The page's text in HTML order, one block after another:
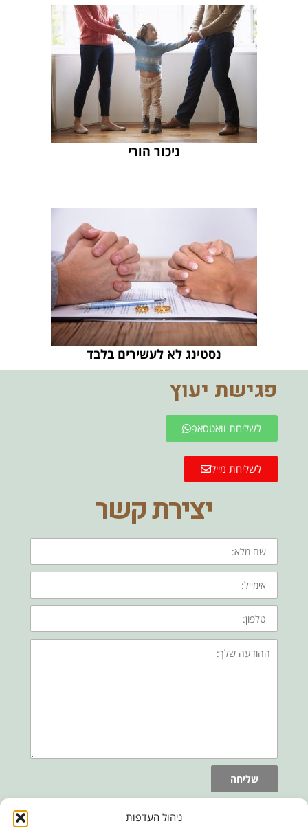
ניהול העדפות
ניכור הורי
נסטינג לא לעשירים בלבד
פגישת יעוץ
לשליחת וואטסאפ
לשליחת מייל
יצירת קשר
שם
מלא:
אימייל:
טלפון:
ההודעה
שלך:
שליחה